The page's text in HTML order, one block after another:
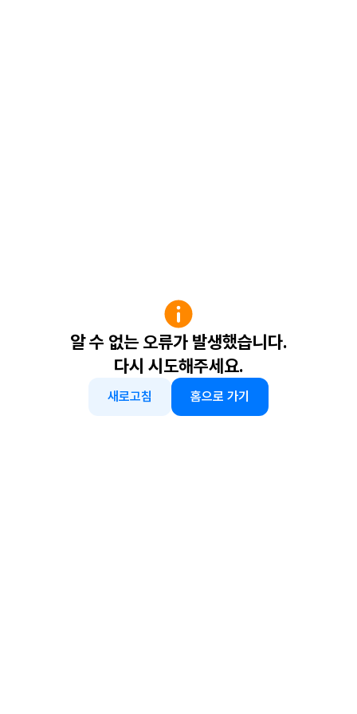
알 수 없는 오류가 발생했습니다.
다시 시도해주세요.
새로고침 홈으로 가기